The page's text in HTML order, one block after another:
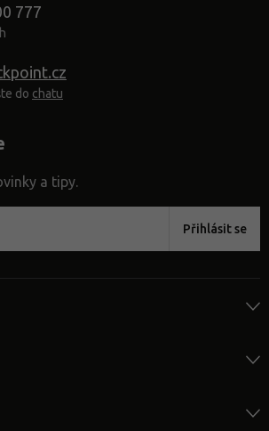
777
do chatu
a tipy.
Přihlásit se